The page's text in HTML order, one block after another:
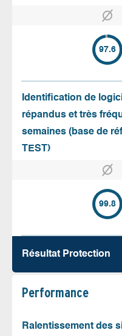
97.6
Identification de
répandus et très
semaines (base de
TEST)
99.8
Résultat Protection
Performance
Ralentissement des